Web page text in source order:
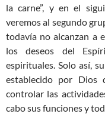
la carne”, y en el
veremos al segundo
todavía no alcanzan a
los deseos del
espirituales. Solo así,
establecido por Dios
controlar las
cabo sus funciones y